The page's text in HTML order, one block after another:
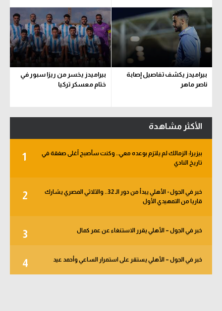
بيراميدز يكشف تفاصيل إصابة
ناصر ماهر
بيراميدز يخسر من ريزا سبور في
ختام معسكر تركيا
الأكثر مشاهدة
1
بيزيرا: الزمالك لم يلتزم بوعده معي.. وكنت سأصبح أغلى صفقة في
تاريخ النادي
2
خبر في الجول - الأهلي يبدأ من دور الـ 32.. والثلاثي المصري يشارك
قاريا من التمهيدي الأول
3 خبر في الجول – الأهلي يقرر الاستنغاء عن عمر كمال
4 خبر في الجول – الأهلي يستقر على استمرار الساعي وأحمد عيد